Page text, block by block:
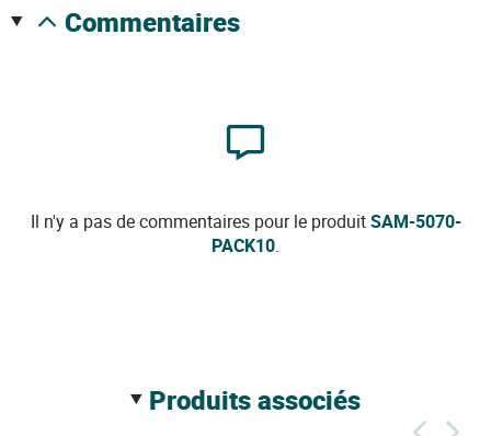
commentaires
Il n'y a pas de commentaires pour le produitSAM-5070-
PACK10.
produits associés